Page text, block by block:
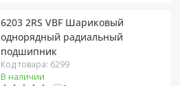
6203 2RS VBF Шариковый
однорядный радиальный
подшипник
Код товара: 6299
В наличии